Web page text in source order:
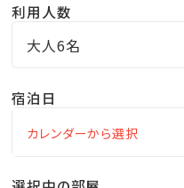
利用人数
大人6名
宿泊日